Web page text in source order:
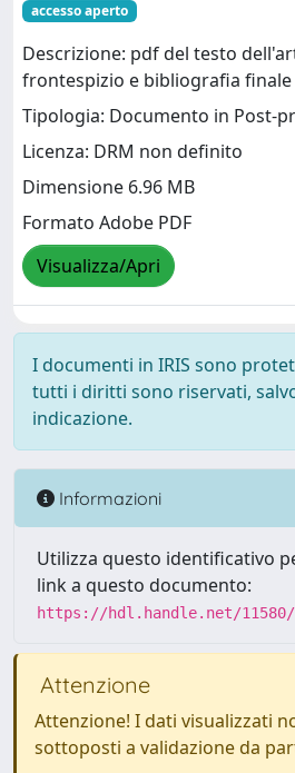
accesso aperto
Descrizione: pdf del testo
frontespizio e bibliografia finale
Tipologia: Documento in Post-
Licenza: DRM non definito
Dimensione 6.96 MB
Formato Adobe PDF
Visualizza/Apri
I documenti in IRIS sono
tutti i diritti sono riservati,
indicazione.
Informazioni
Utilizza questo identificativo
link a questo documento:
https://hdl.handle.net/11580/
Attenzione
Attenzione! I dati visualizzati
sottoposti a validazione da